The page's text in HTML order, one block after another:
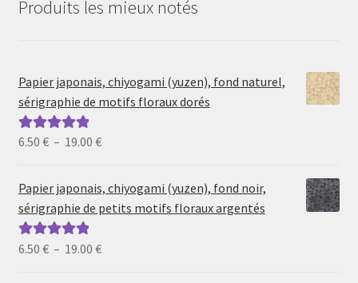
Produits les mieux notés
Papier japonais, chiyogami (yuzen), fond naturel,
sérigraphie de motifs floraux dorés
Note5.00sur
6.50 € – 19.00 €Plage
prix :
6.50 €
19.00 €
Papier japonais, chiyogami (yuzen), fond noir,
sérigraphie de petits motifs floraux argentés
Note5.00sur
6.50 € – 19.00 €Plage